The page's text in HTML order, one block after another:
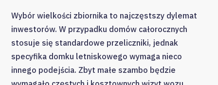
Wybór wielkości zbiornika to najczęstszy dylemat
inwestorów. W przypadku domów całorocznych
stosuje się standardowe przeliczniki, jednak
specyfika domku letniskowego wymaga nieco
innego podejścia. Zbyt małe szambo będzie